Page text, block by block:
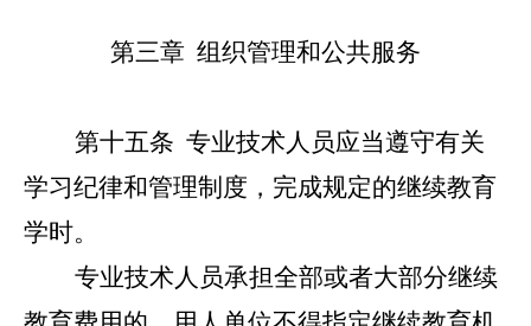
第三章 组织管理和公共服务
第十五条 专业技术人员应当遵守有关
学习纪律和管理制度，完成规定的继续教育
学时。
专业技术人员承担全部或者大部分继续